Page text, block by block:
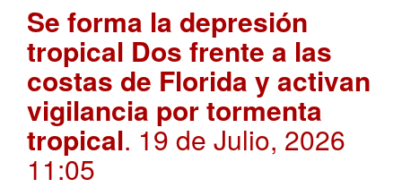
Se forma la depresión
tropical Dos frente a las
costas de Florida y activan
vigilancia por tormenta
tropical. 19 de Julio, 2026
11:05